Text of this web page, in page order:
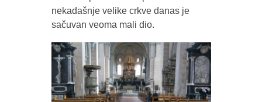
nekadašnje velike crkve danas je
sačuvan veoma mali dio.